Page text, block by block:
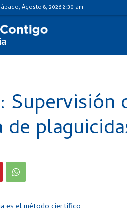
Agosto 8, 2026 2:30 am
Supervisión
de
es el método científico